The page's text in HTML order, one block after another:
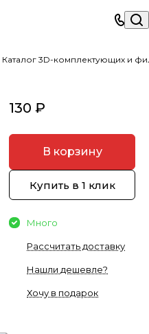
Каталог 3D-комплектующих и
130 ₽
В корзину
Купить в 1 клик
Много
Рассчитать доставку
Нашли дешевле?
Хочу в подарок